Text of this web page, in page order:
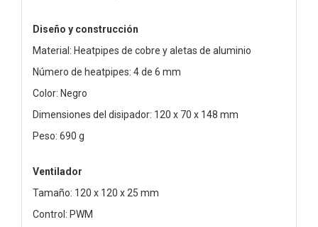
Diseño y construcción
Material: Heatpipes de cobre y aletas de aluminio
Número de heatpipes: 4 de 6 mm
Color: Negro
Dimensiones del disipador: 120 x 70 x 148 mm
Peso: 690 g
Ventilador
Tamaño: 120 x 120 x 25 mm
Control: PWM